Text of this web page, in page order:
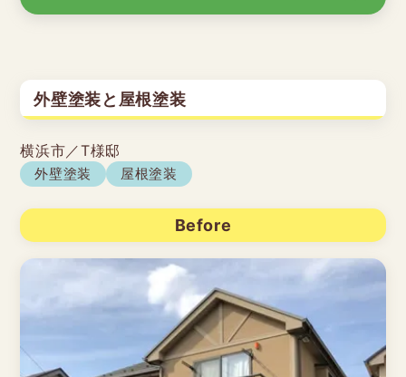
外壁塗装と屋根塗装
横浜市／T様邸
外壁塗装 屋根塗装
Before